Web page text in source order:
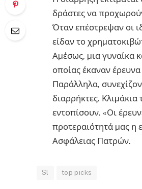
δράστες να
Όταν επέστρεψαν οι
είδαν το
Αµέσως, µια γυναίκα
οποίας έκαναν
Παράλληλα,
διαρρήκτες.
εντοπίσουν. «Οι
προτεραιότητά µας η
Ασφάλειας Πατρών.
Sl top picks